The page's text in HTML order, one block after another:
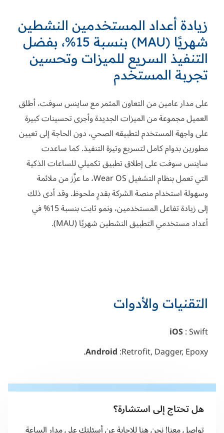
زيادة أعداد المستخدمين النشطين
شهريًا (MAU) بنسبة 15%، بفضل
التنفيذ السريع للميزات وتحسين
تجربة المستخدم
على مدار عامين من التعاون المثمر مع ساينس سوفت، أطلق
العميل مجموعة من الميزات الجديدة وأجرى تحسينات كبيرة
على واجهة المستخدم لتطبيقه الصحي، دون الحاجة إلى تعيين
مطورين بدوام كامل لتسريع وتيرة التنفيذ. كما ساعدت
ساينس سوفت على إطلاق تطبيق تكميلي للساعات الذكية
التي تعمل بنظام التشغيل Wear OS، ما عزَّز من ملائمة
وسهولة استخدام منصة الشركة بقدرٍ ملحوظ. وقد أدى ذلك
إلى زيادة تفاعل المستخدمين، ونمو ثابت بنسبة 15% في
أعداد مستخدمي التطبيق النشطين شهريًا (MAU).
التقنيات والأدوات
iOS: Swift
Android:Retrofit, Dagger, Epoxy.
هل تحتاج إلى استشارة؟